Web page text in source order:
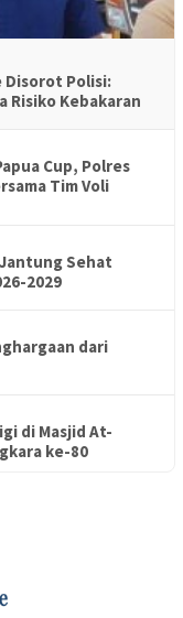
Disorot Polisi:
Risiko Kebakaran
Cup, Polres
Tim Voli
Sehat
2029
dari
di Masjid At-
ke-80
2 Merauke Siapkan